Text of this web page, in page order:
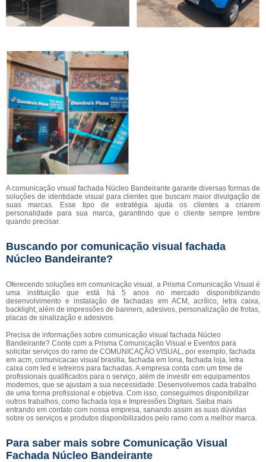
A comunicação visual fachada Núcleo Bandeirante garante diversas formas de
soluções de identidade visual para clientes que buscam maior divulgação de
suas marcas. Esse tipo de estratégia ajuda os clientes a criarem
personalidade para sua marca, garantindo que o cliente sempre lembre
quando precisar.
Buscando por comunicação visual fachada
Núcleo Bandeirante?
Oferecendo soluções em comunicação visual, a Prisma Comunicação Visual é
uma instituição que está há 5 anos no mercado disponibilizando
desenvolvimento e instalação de fachadas em ACM, acrílico, letra caixa,
backlight, além de impressões de banners, adesivos, personalização de frotas,
placas de sinalização e adesivos.
Precisa de informações sobre comunicação visual fachada Núcleo
Bandeirante? Conte com a Prisma Comunicação Visual e Eventos para
solicitar serviços do ramo de COMUNICAÇÃO VISUAL, por exemplo, fachada
em acm, comunicacao visual brasilia, fachada em lona, fachada loja, letra
caixa com led e letreiros para fachadas. A empresa conta com um time de
profissionais qualificados para o serviço, além de investir em equipamentos
modernos, que se ajustam a sua necessidade. Desenvolvemos cada trabalho
de uma forma profissional e objetiva. Com isso, conseguimos disponibilizar
outros trabalhos, como fachada loja e Impressões Digitais. Saiba mais
entrando em contato com nossa empresa, sanando assim as suas dúvidas
sobre os serviços e produtos disponibilizados pelo ramo com a melhor marca.
Para saber mais sobre Comunicação Visual
Fachada Núcleo Bandeirante